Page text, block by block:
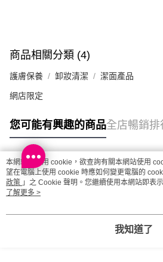
商品相關分類 (4)
護膚保養 卸妝清潔 潔面產品
網店限定
您可能有興趣的商品全店暢銷排
熱門標籤
熱銷排行
本網站中使用 cookie，欲查詢有關本網站使用
望在電腦上使用 cookie 時應如何變更電腦的
政策 」之 Cookie 聲明。您繼續使用本網站即表
條款之 Cookie 聲明使用 cookie。
了解更多 >
我知道了